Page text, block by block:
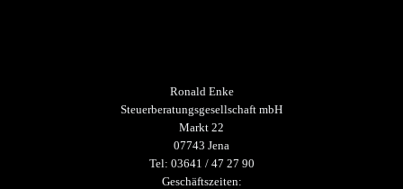
Ronald Enke
Steuerberatungsgesellschaft mbH
Markt 22
07743 Jena
Tel: 03641 / 47 27 90
Geschäftszeiten: